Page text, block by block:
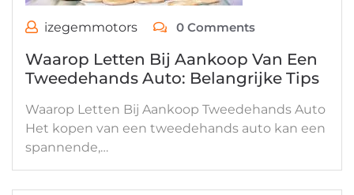
izegemmotors 0 Comments
Waarop Letten Bij Aankoop Van Een
Tweedehands Auto: Belangrijke Tips
Waarop Letten Bij Aankoop Tweedehands Auto
Het kopen van een tweedehands auto kan een
spannende,…